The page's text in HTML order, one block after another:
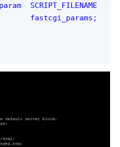
SCRIPT_FILENAME
fastcgi_params;